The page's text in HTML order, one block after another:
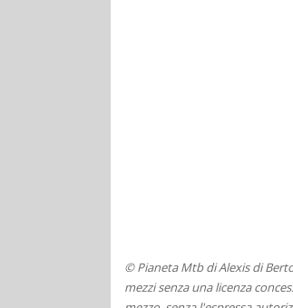
© Pianeta Mtb di Alexis di
mezzi senza una licenza